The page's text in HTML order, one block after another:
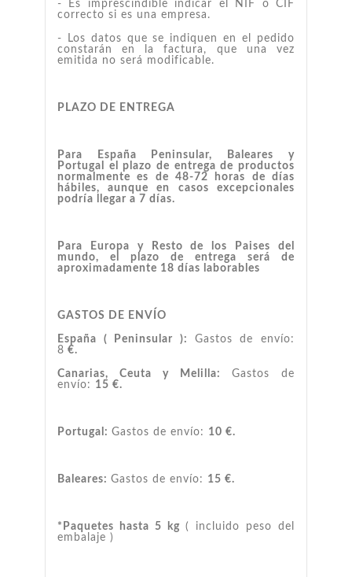
- Es imprescindible indicar el NIF o CIF
correcto si es una empresa.
- Los datos que se indiquen en el pedido
constarán en la factura, que una vez
emitida no será modificable.
PLAZO DE ENTREGA
Para España Peninsular, Baleares y
Portugal el plazo de entrega de productos
normalmente es de 48-72 horas de días
hábiles, aunque en casos excepcionales
podría llegar a 7 días.
Para Europa y Resto de los Paises del
mundo, el plazo de entrega será de
aproximadamente 18 días laborables
GASTOS DE ENVÍO
España ( Peninsular ):
Gastos de envío:
8 €.
Canarias, Ceuta y Melilla:
Gastos de
envío: 15 €.
Portugal: Gastos de envío: 10 €.
Baleares: Gastos de envío: 15 €.
*Paquetes hasta 5 kg( incluido peso del
embalaje )